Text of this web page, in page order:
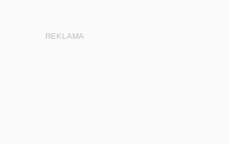
REKLAMA